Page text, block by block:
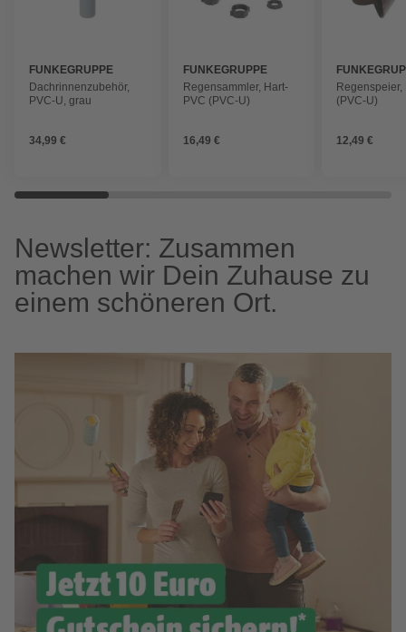
FUNKEGRUPPE
Dachrinnenzubehör,
PVC-U, grau
34,99 €
FUNKEGRUPPE
Regensammler, Hart-
PVC (PVC-U)
16,49 €
Regenspeier,
(PVC-U)
12,49 €
Newsletter: Zusammen
machen wir Dein Zuhause zu
einem schöneren Ort.